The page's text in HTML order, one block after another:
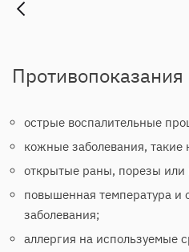
Противопоказания
острые воспалительные
кожные заболевания, такие
открытые раны, порезы
повышенная температура
заболевания;
аллергия на используемые